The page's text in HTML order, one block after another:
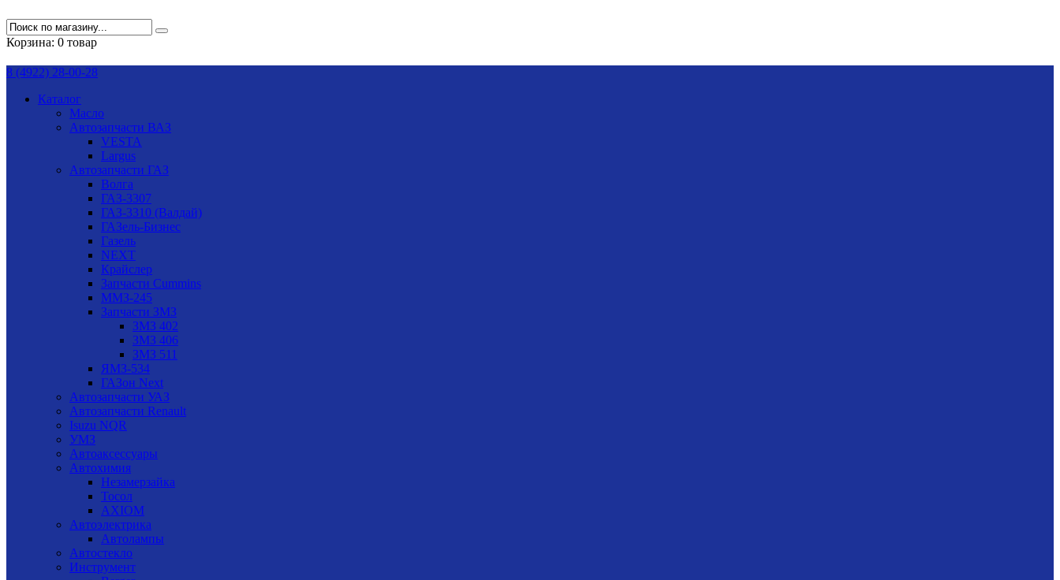
Корзина: 0 товар
8 (4922) 28-00-28
Каталог
Масло
Автозапчасти ВАЗ
VESTA
Largus
Автозапчасти ГАЗ
Волга
ГАЗ-3307
ГАЗ-3310 (Валдай)
ГАЗель-Бизнес
Газель
NEXT
Крайслер
Запчасти Cummins
ММЗ-245
Запчасти ЗМЗ
ЗМЗ 402
ЗМЗ 406
ЗМЗ 511
ЯМЗ-534
ГАЗон Next
Автозапчасти УАЗ
Автозапчасти Renault
Isuzu NQR
УМЗ
Автоаксессуары
Автохимия
Незамерзайка
Тосол
AXIOM
Автоэлектрика
Автолампы
Автостекло
Инструмент